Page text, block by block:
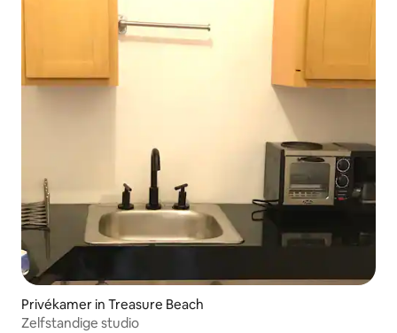
Privékamer in Treasure Beach
Zelfstandige studio